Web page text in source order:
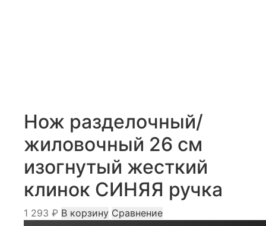
Нож разделочный/
жиловочный 26 см
изогнутый жесткий
клинок СИНЯЯ ручка
1 293 ₽ В корзину Сравнение